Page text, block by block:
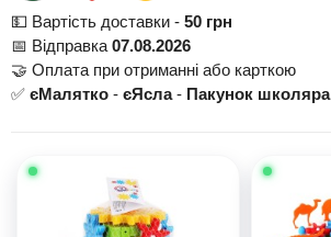
💵 Вартість доставки - 50 грн
📅 Відправка 07.08.2026
🤝 Оплата при отриманні або карткою
✅ єМалятко - єЯсла- Пакунок школяра